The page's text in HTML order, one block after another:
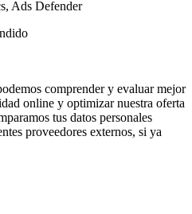
Ads Defender
comprender y evaluar mejor
online y optimizar nuestra oferta
tus datos personales
proveedores externos, si ya